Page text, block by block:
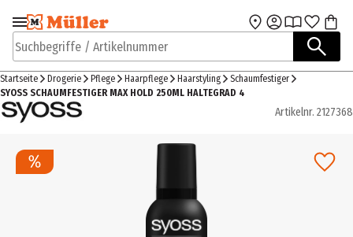
Zur Navigation
springen
Zum Hauptinhalt
Suchbegriffe / Artikelnummer
Startseite Drogerie Pflege Haarpflege Haarstyling
Schaumfestiger
SYOSS SCHAUMFESTIGER MAX HOLD 250ML HALTEGRAD 4
Artikelnr. 2127368